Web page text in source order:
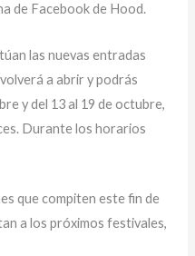
de Facebook de Hood.
las nuevas entradas
a abrir y podrás
y del 13 al 19 de octubre,
Durante los horarios
que compiten este fin de
a los próximos festivales,